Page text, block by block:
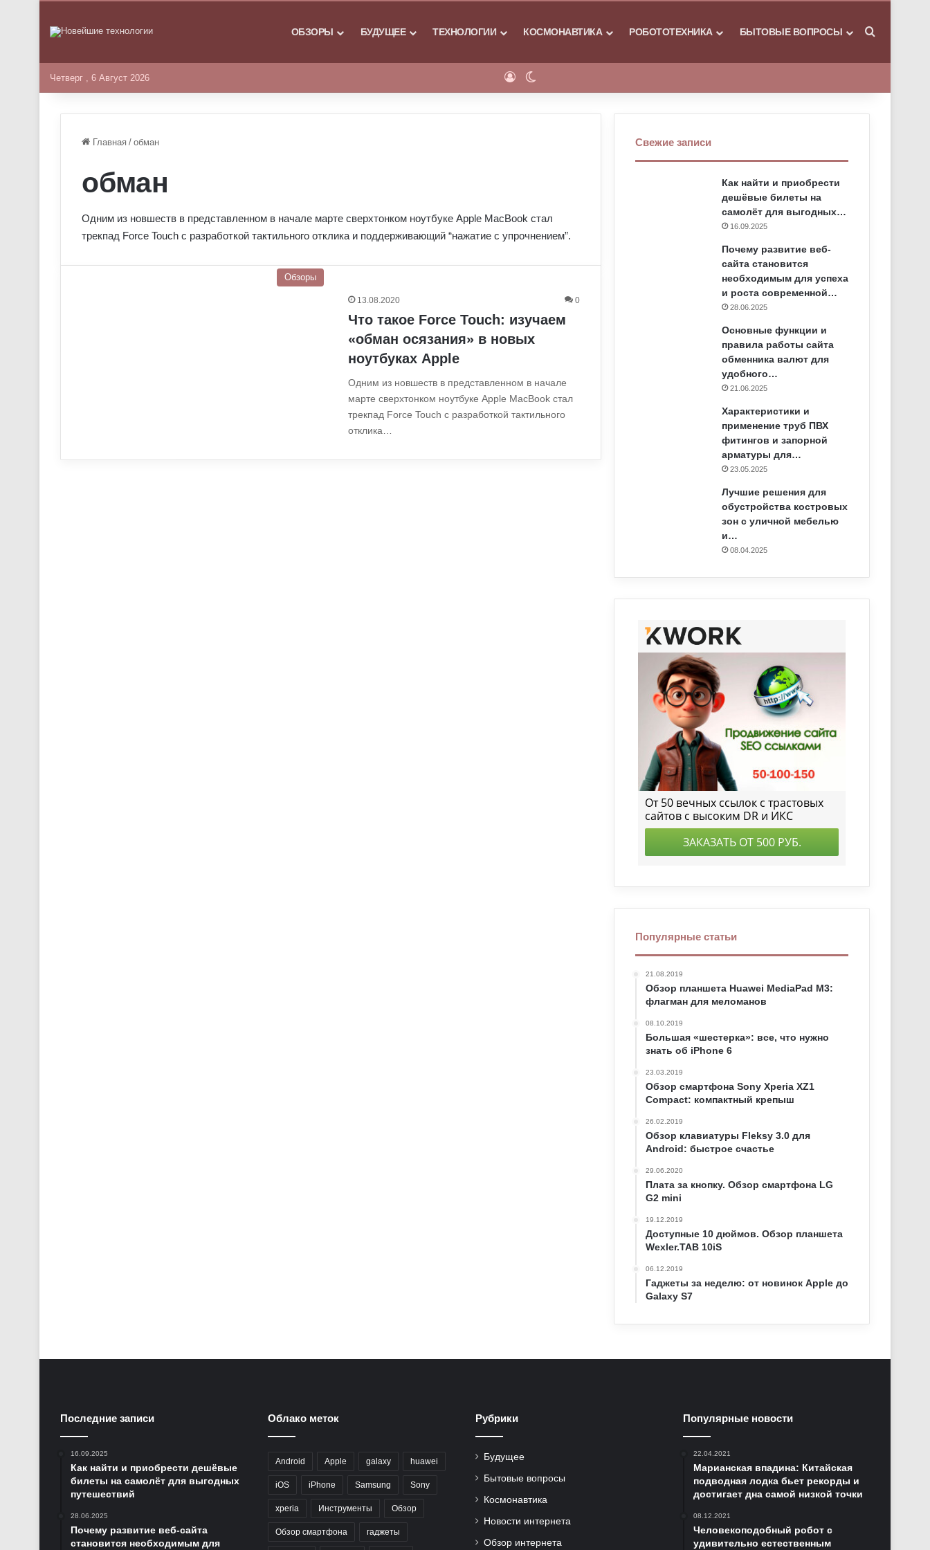
ГЛАВНАЯОБЗОРЫ БУДУЩЕЕ ТЕХНОЛОГИИ КОСМОНАВТИКА РОБОТОТЕХНИКА БЫТОВЫЕ ВОПРОСЫ
Четверг , 6 Август 2026 Войти
Главная / обман
обман
Одним из новшеств в представленном в начале марте сверхтонком ноутбуке Apple MacBook стал
трекпад Force Touch с разработкой тактильного отклика и поддерживающий “нажатие с упрочнением”.
Обзоры
13.08.2020 0
Что такое Force Touch: изучаем
«обман осязания» в новых
ноутбуках Apple
Одним из новшеств в представленном в начале
марте сверхтонком ноутбуке Apple MacBook стал
трекпад Force Touch с разработкой тактильного
отклика…
Свежие записи
Как найти и приобрести
дешёвые билеты на
самолёт для выгодных…
16.09.2025
Почему развитие веб-
сайта становится
необходимым для успеха
и роста современной…
28.06.2025
Основные функции и
правила работы сайта
обменника валют для
удобного…
21.06.2025
Характеристики и
применение труб ПВХ
фитингов и запорной
арматуры для…
23.05.2025
Лучшие решения для
обустройства костровых
зон с уличной мебелью
и…
08.04.2025
Популярные статьи
21.08.2019
Обзор планшета Huawei MediaPad M3:
флагман для меломанов
08.10.2019
Большая «шестерка»: все, что нужно
знать об iPhone 6
23.03.2019
Обзор смартфона Sony Xperia XZ1
Compact: компактный крепыш
26.02.2019
Обзор клавиатуры Fleksy 3.0 для
Android: быстрое счастье
29.06.2020
Плата за кнопку. Обзор смартфона LG
G2 mini
19.12.2019
Доступные 10 дюймов. Обзор планшета
Wexler.TAB 10iS
06.12.2019
Гаджеты за неделю: от новинок Apple до
Galaxy S7
Последние записи
16.09.2025
Как найти и приобрести дешёвые
билеты на самолёт для выгодных
путешествий
28.06.2025
Почему развитие веб-сайта
становится необходимым для
Облако меток
Android Apple galaxy huawei
iOS iPhone Samsung Sony
xperia Инструменты Обзор
Обзор смартфона гаджеты
Рубрики
Будущее
Бытовые вопросы
Космонавтика
Новости интернета
Обзор интернета
Популярные новости
22.04.2021
Марианская впадина: Китайская
подводная лодка бьет рекорды и
достигает дна самой низкой точки
08.12.2021
Человекоподобный робот с
удивительно естественным